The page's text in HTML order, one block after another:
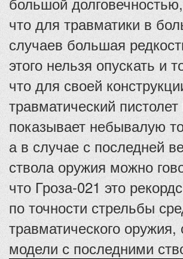
что для травматики в
случаев большая
этого нельзя опускать и
что для своей
травматический
показывает небывалую
а в случае с последней
ствола оружия можно
что Гроза-021 это
по точности стрельбы
травматического оружия,
модели с последними